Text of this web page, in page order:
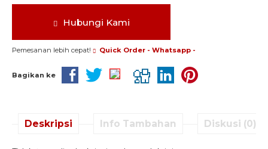
Hubungi Kami
Pemesanan lebih cepat! Quick Order - Whatsapp -
Bagikan ke
Deskripsi Info Tambahan Diskusi (0)